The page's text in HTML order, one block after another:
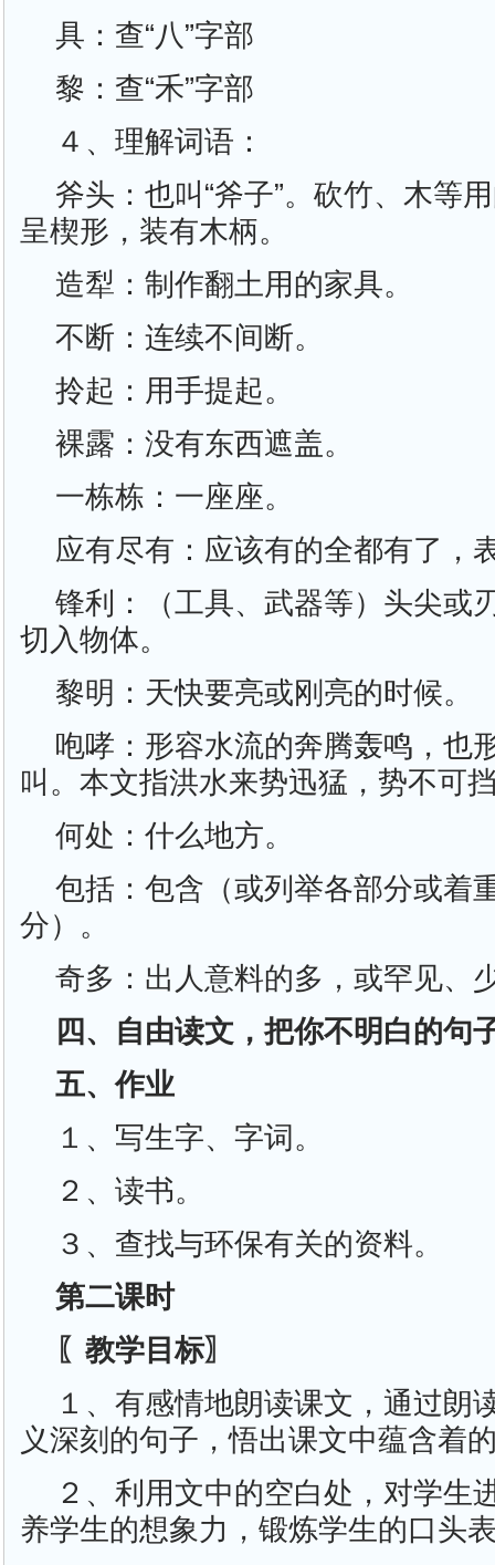
具：查“八”字部
黎：查“禾”字部
４、理解词语：
斧头：也叫“斧子”。砍竹、木等
呈楔形，装有木柄。
造犁：制作翻土用的家具。
不断：连续不间断。
拎起：用手提起。
裸露：没有东西遮盖。
一栋栋：一座座。
应有尽有：应该有的全都有了，
锋利：（工具、武器等）头尖或
切入物体。
黎明：天快要亮或刚亮的时候。
咆哮：形容水流的奔腾轰鸣，也
叫。本文指洪水来势迅猛，势不可
何处：什么地方。
包括：包含（或列举各部分或着
分）。
奇多：出人意料的多，或罕见、
四、自由读文，把你不明白的句
五、作业
１、写生字、字词。
２、读书。
３、查找与环保有关的资料。
第二课时
〖教学目标〗
１、有感情地朗读课文，通过朗
义深刻的句子，悟出课文中蕴含着
２、利用文中的空白处，对学生
养学生的想象力，锻炼学生的口头